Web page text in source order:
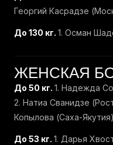
Георгий Касрадзе
До 130 кг. 1. Осман
ЖЕНСКАЯ
До 50 кг. 1. Надежда
2. Натиа Сванидзе
Копылова (Саха-
До 53 кг. 1. Дарья